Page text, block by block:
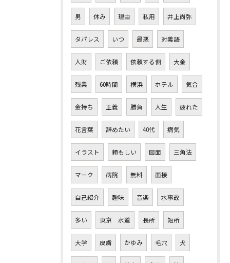
男 休み 理由 私用 井上尚弥
タパレス いつ 最悪 対義語
人財 ご依頼 依頼する側 大金
残業 60時間 横浜 ホテル 気合
金持ち 正義 勝負 人生 疲れた
花言葉 辞めたい 40代 病気
イラスト 頼もしい 図面 三角法
マーク 病院 無料 面接
自己紹介 趣味 音楽 水事故
多い 東京 水道 長所 短所
大学 皮膚 かゆみ 毛穴 犬